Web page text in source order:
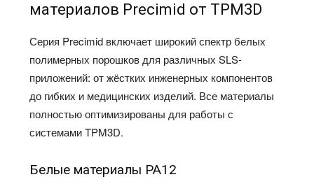
материалов Precimid от TPM3D
Серия Precimid включает широкий спектр белых
полимерных порошков для различных SLS-
приложений: от жёстких инженерных компонентов
до гибких и медицинских изделий. Все материалы
полностью оптимизированы для работы с
системами TPM3D.
Белые материалы PA12